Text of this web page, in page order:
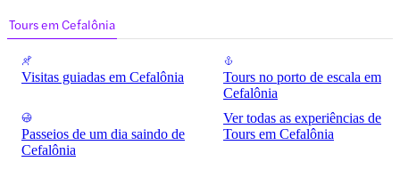
Tours em Cefalônia
Visitas guiadas em Cefalônia
Tours no porto de escala em
Cefalônia
Passeios de um dia saindo de
Cefalônia
Ver todas as experiências de
Tours em Cefalônia